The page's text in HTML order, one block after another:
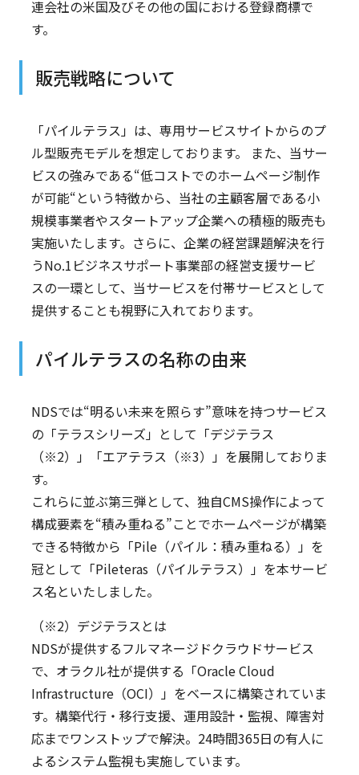
連会社の米国及びその他の国における登録商標で
す。
販売戦略について
「パイルテラス」は、専用サービスサイトからのプ
ル型販売モデルを想定しております。 また、当サー
ビスの強みである“低コストでのホームページ制作
が可能“という特徴から、当社の主顧客層である小
規模事業者やスタートアップ企業への積極的販売も
実施いたします。さらに、企業の経営課題解決を行
うNo.1ビジネスサポート事業部の経営支援サービ
スの一環として、当サービスを付帯サービスとして
提供することも視野に入れております。
パイルテラスの名称の由来
NDSでは“明るい未来を照らす”意味を持つサービス
の「テラスシリーズ」として「デジテラス
（※2）」「エアテラス（※3）」を展開しておりま
す。
これらに並ぶ第三弾として、独自CMS操作によって
構成要素を“積み重ねる”ことでホームページが構築
できる特徴から「Pile（パイル：積み重ねる）」を
冠として「Pileteras（パイルテラス）」を本サービ
ス名といたしました。
（※2）デジテラスとは
NDSが提供するフルマネージドクラウドサービス
で、オラクル社が提供する「Oracle Cloud
Infrastructure（OCI）」をベースに構築されていま
す。構築代行・移行支援、運用設計・監視、障害対
応までワンストップで解決。24時間365日の有人に
よるシステム監視も実施しています。